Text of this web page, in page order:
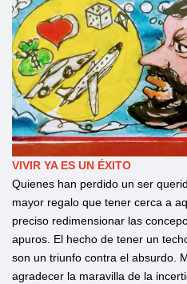
VIVIR YA ES UN ÉXITO
Quienes han perdido un ser
mayor regalo que tener cerca a
preciso redimensionar las
apuros. El hecho de tener un
son un triunfo contra el absurdo.
agradecer la maravilla de la